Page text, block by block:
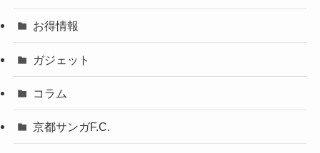
お得情報
ガジェット
コラム
京都サンガF.C.